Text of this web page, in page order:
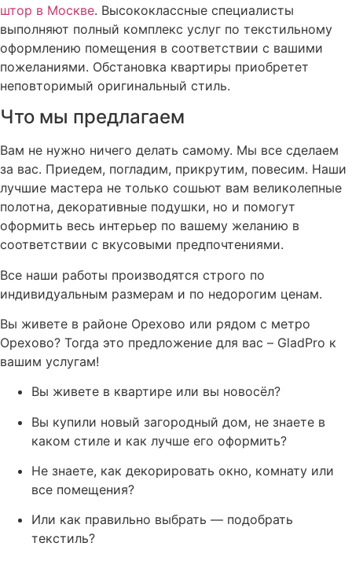
штор в Москве. Высококлассные специалисты
выполняют полный комплекс услуг по текстильному
оформлению помещения в соответствии с вашими
пожеланиями. Обстановка квартиры приобретет
неповторимый оригинальный стиль.
Что мы предлагаем
Вам не нужно ничего делать самому. Мы все сделаем
за вас. Приедем, погладим, прикрутим, повесим. Наши
лучшие мастера не только сошьют вам великолепные
полотна, декоративные подушки, но и помогут
оформить весь интерьер по вашему желанию в
соответствии с вкусовыми предпочтениями.
Все наши работы производятся строго по
индивидуальным размерам и по недорогим ценам.
Вы живете в районе Орехово или рядом с метро
Орехово? Тогда это предложение для вас – GladPro к
вашим услугам!
Вы живете в квартире или вы новосёл?
Вы купили новый загородный дом, не знаете в
каком стиле и как лучше его оформить?
Не знаете, как декорировать окно, комнату или
все помещения?
Или как правильно выбрать — подобрать
текстиль?